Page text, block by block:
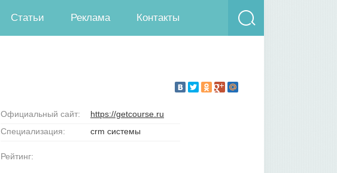
Статьи Реклама Контакты
Официальный сайт:
https://getcourse.ru
Специализация:
crm системы
Рейтинг: